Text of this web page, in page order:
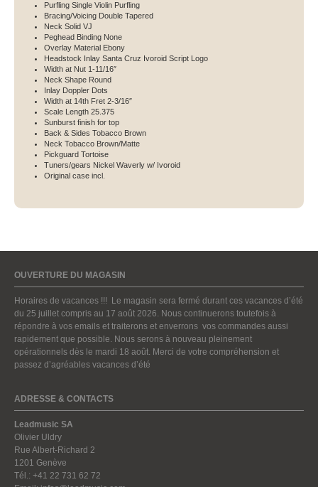
Purfling Single Violin Purfling
Bracing/Voicing Double Tapered
Neck Solid VJ
Peghead Binding None
Overlay Material Ebony
Headstock Inlay Santa Cruz Ivoroid Script Logo
Width at Nut 1-11/16″
Neck Shape Round
Inlay Doppler Dots
Width at 14th Fret 2-3/16″
Scale Length 25.375
Sunburst finish for top
Back & Sides Tobacco Brown
Neck Tobacco Brown/Matte
Pickguard Tortoise
Tuners/gears Nickel Waverly w/ Ivoroid
Original case incl.
OUVERTURE DU MAGASIN
Horaires de vacances !!! Le magasin sera fermé durant ces vacances d’été
du 25 juillet compris au 17 août 2026. Nous continuerons toutefois à
répondre à vos emails et traiterons et enverrons vos commandes aussi
rapidement que possible. Nous serons à nouveau pleinement
opérationnels dès le mardi 18 août. Merci de votre compréhension et
passez d’agréables vacances d’été
ADRESSE & CONTACTS
Leadmusic SA
Olivier Uldry
Rue Albert-Richard 2
1201 Genève
Tél.: +41 22 731 62 72